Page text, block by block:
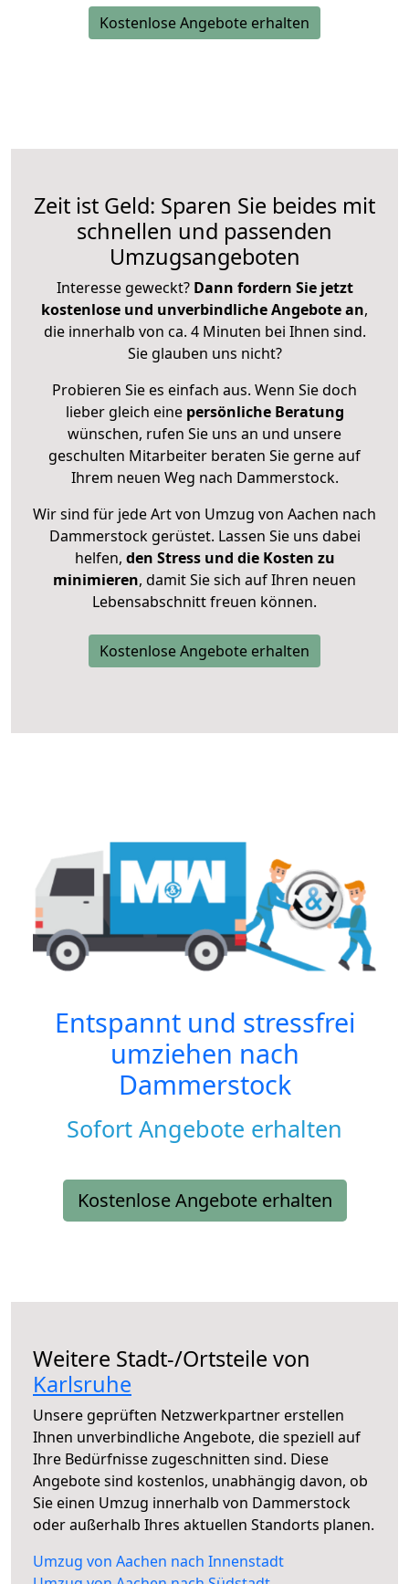
Kostenlose Angebote erhalten
Zeit ist Geld: Sparen Sie beides mit
schnellen und passenden
Umzugsangeboten
Interesse geweckt? Dann fordern Sie jetzt
kostenlose und unverbindliche Angebote an,
die innerhalb von ca. 4 Minuten bei Ihnen sind.
Sie glauben uns nicht?
Probieren Sie es einfach aus. Wenn Sie doch
lieber gleich eine persönliche Beratung
wünschen, rufen Sie uns an und unsere
geschulten Mitarbeiter beraten Sie gerne auf
Ihrem neuen Weg nach Dammerstock.
Wir sind für jede Art von Umzug von Aachen nach
Dammerstock gerüstet. Lassen Sie uns dabei
helfen, den Stress und die Kosten zu
minimieren, damit Sie sich auf Ihren neuen
Lebensabschnitt freuen können.
Kostenlose Angebote erhalten
Entspannt und stressfrei
umziehen nach
Dammerstock
Sofort Angebote erhalten
Kostenlose Angebote erhalten
Weitere Stadt-/Ortsteile von
Karlsruhe
Unsere geprüften Netzwerkpartner erstellen
Ihnen unverbindliche Angebote, die speziell auf
Ihre Bedürfnisse zugeschnitten sind. Diese
Angebote sind kostenlos, unabhängig davon, ob
Sie einen Umzug innerhalb von Dammerstock
oder außerhalb Ihres aktuellen Standorts planen.
Umzug von Aachen nach Innenstadt